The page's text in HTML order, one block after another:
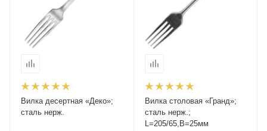
Вилка десертная «Деко»;
сталь нерж.
Вилка столовая «Гранд»;
сталь нерж.;
L=205/65,B=25мм